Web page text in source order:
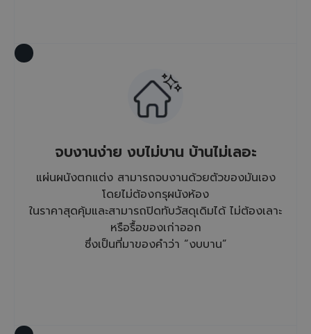
จบงานง่าย งบไม่บาน บ้านไม่เลอะ
แผ่นผนังตกแต่ง สามารถจบงานด้วยตัวของมันเอง
โดยไม่ต้องกรุผนังห้อง
ในราคาสุดคุ้มและสามารถปิดทับวัสดุเดิมได้ ไม่ต้องเลาะ
หรือรื้อของเก่าออก
ซึ่งเป็นที่มาของคำว่า “งบบาน”